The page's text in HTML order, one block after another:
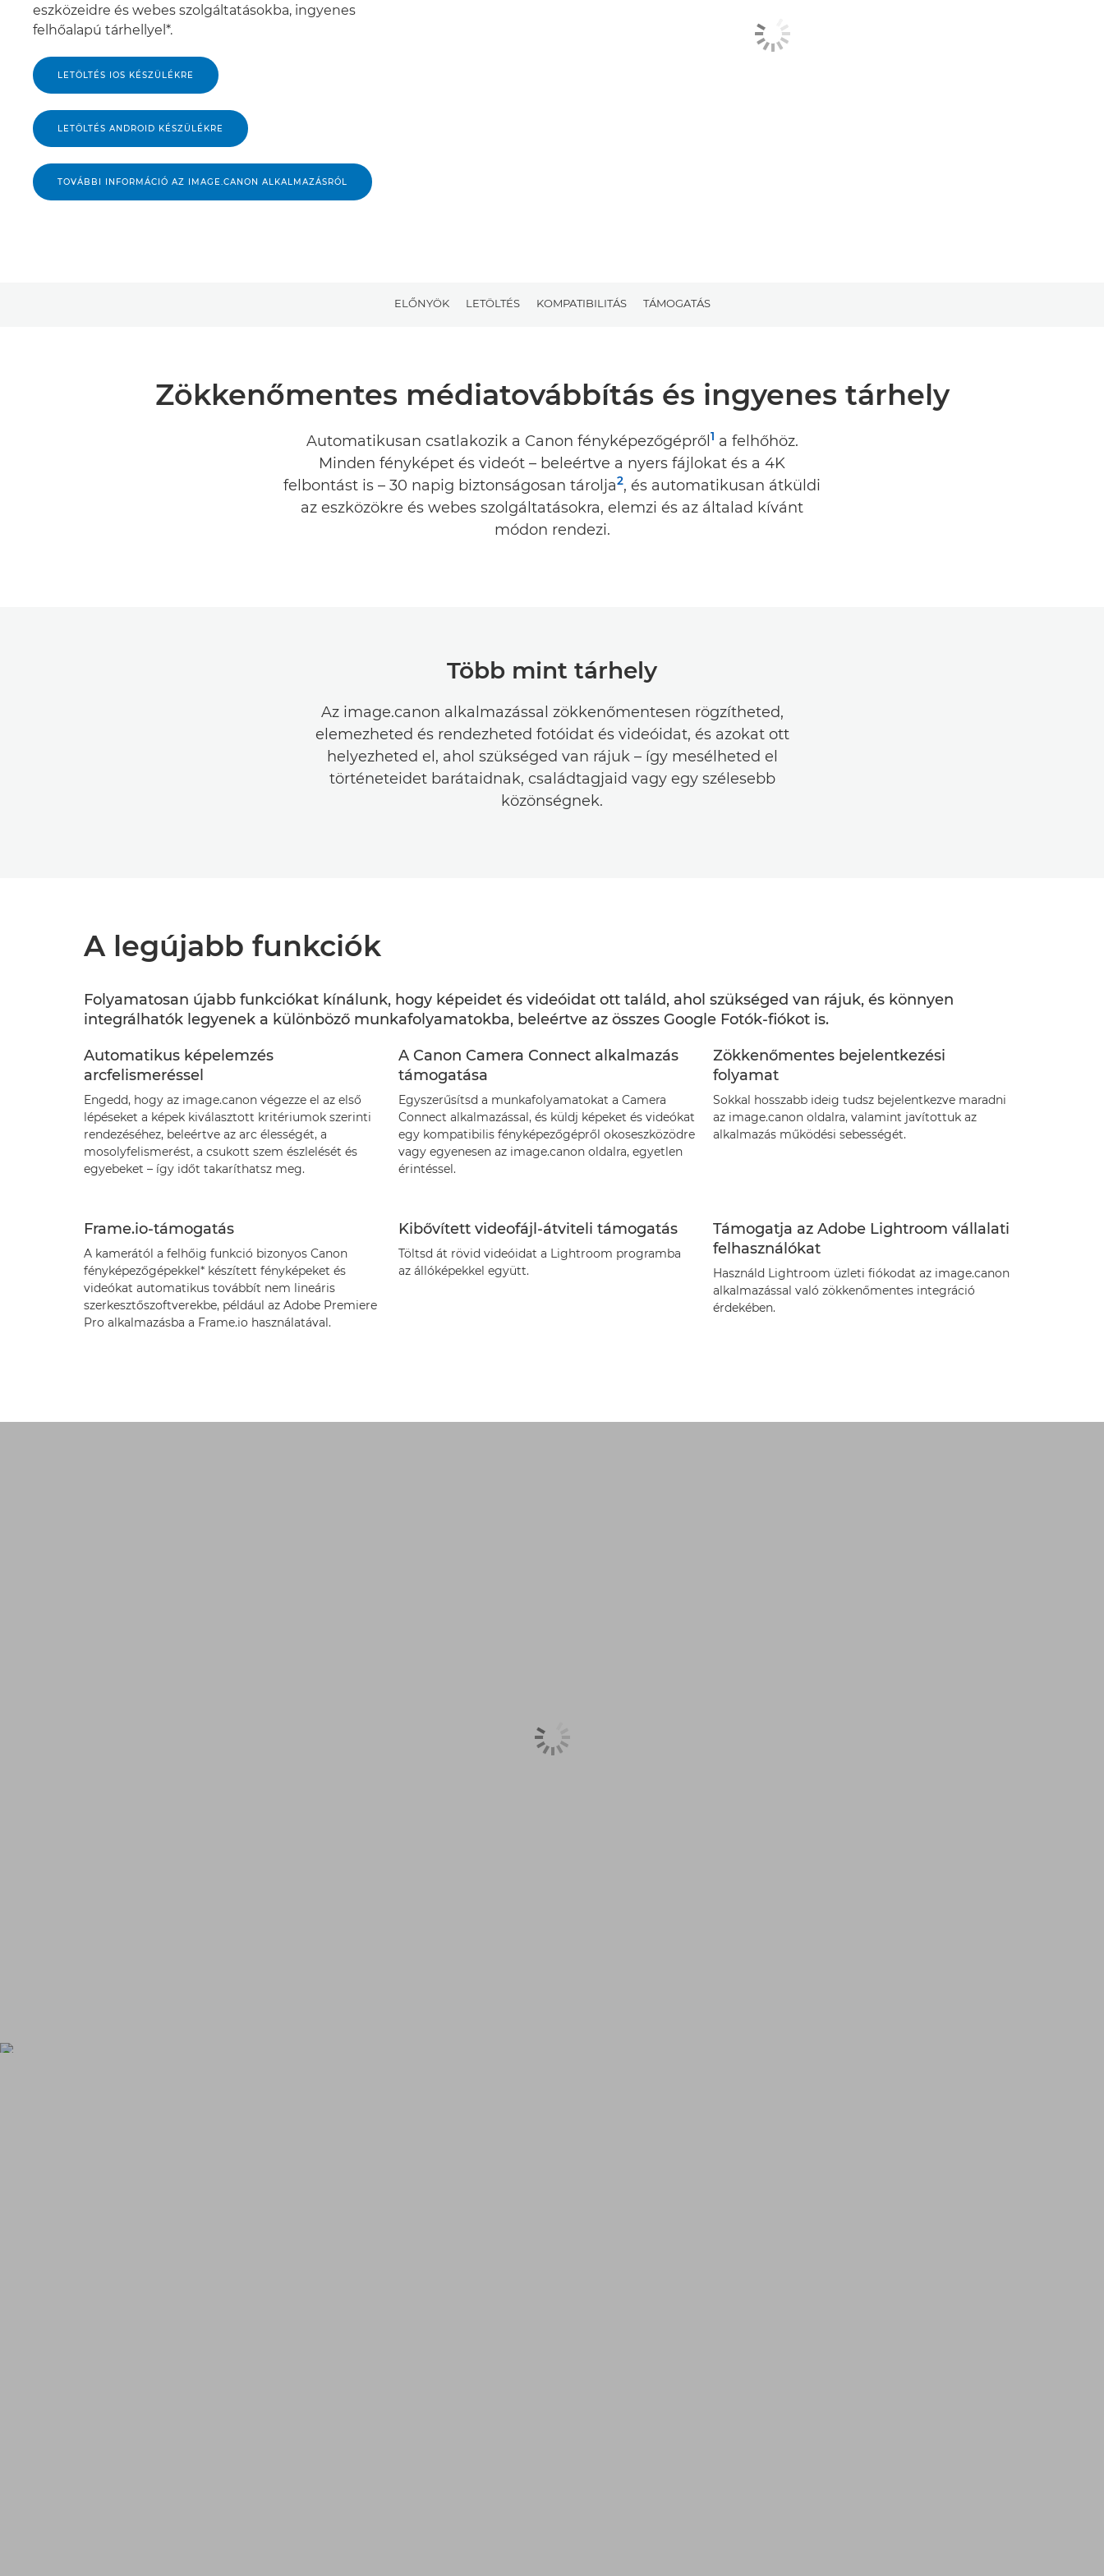
eszközeidre és webes szolgáltatásokba, ingyenes
felhőalapú tárhellyel*.
LETÖLTÉS IOS KÉSZÜLÉKRE
LETÖLTÉS ANDROID KÉSZÜLÉKRE
TOVÁBBI INFORMÁCIÓ AZ IMAGE.CANON ALKALMAZÁSRÓL
ELŐNYÖK LETÖLTÉS KOMPATIBILITÁS TÁMOGATÁS
Zökkenőmentes médiatovábbítás és ingyenes tárhely
Automatikusan csatlakozik a Canon fényképezőgépről 1 a felhőhöz.
Minden fényképet és videót – beleértve a nyers fájlokat és a 4K
felbontást is – 30 napig biztonságosan tárolja2, és automatikusan átküldi
az eszközökre és webes szolgáltatásokra, elemzi és az általad kívánt
módon rendezi.
Több mint tárhely
Az image.canon alkalmazással zökkenőmentesen rögzítheted,
elemezheted és rendezheted fotóidat és videóidat, és azokat ott
helyezheted el, ahol szükséged van rájuk – így mesélheted el
történeteidet barátaidnak, családtagjaid vagy egy szélesebb
közönségnek.
A legújabb funkciók
Folyamatosan újabb funkciókat kínálunk, hogy képeidet és videóidat ott találd, ahol szükséged van rájuk, és könnyen
integrálhatók legyenek a különböző munkafolyamatokba, beleértve az összes Google Fotók-fiókot is.
Automatikus képelemzés
arcfelismeréssel
Engedd, hogy az image.canon végezze el az első
lépéseket a képek kiválasztott kritériumok szerinti
rendezéséhez, beleértve az arc élességét, a
mosolyfelismerést, a csukott szem észlelését és
egyebeket – így időt takaríthatsz meg.
A Canon Camera Connect alkalmazás
támogatása
Egyszerűsítsd a munkafolyamatokat a Camera
Connect alkalmazással, és küldj képeket és videókat
egy kompatibilis fényképezőgépről okoseszközödre
vagy egyenesen az image.canon oldalra, egyetlen
érintéssel.
Zökkenőmentes bejelentkezési
folyamat
Sokkal hosszabb ideig tudsz bejelentkezve maradni
az image.canon oldalra, valamint javítottuk az
alkalmazás működési sebességét.
Frame.io-támogatás
A kamerától a felhőig funkció bizonyos Canon
fényképezőgépekkel* készített fényképeket és
videókat automatikus továbbít nem lineáris
szerkesztőszoftverekbe, például az Adobe Premiere
Pro alkalmazásba a Frame.io használatával.
Kibővített videofájl-átviteli támogatás
Töltsd át rövid videóidat a Lightroom programba
az állóképekkel együtt.
Támogatja az Adobe Lightroom vállalati
felhasználókat
Használd Lightroom üzleti fiókodat az image.canon
alkalmazással való zökkenőmentes integráció
érdekében.